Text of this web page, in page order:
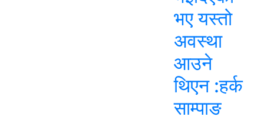
भए यस्तो
अवस्था
आउने
थिएन :हर्क
साम्पाङ